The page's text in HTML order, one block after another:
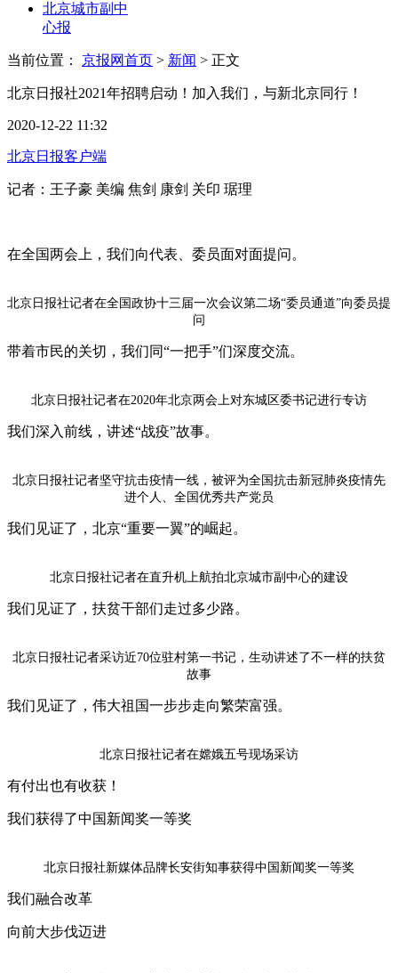
北京城市副中
心报
当前位置： 京报网首页 > 新闻 > 正文
北京日报社2021年招聘启动！加入我们，与新北京同行！
2020-12-22 11:32
北京日报客户端
记者：王子豪 美编 焦剑 康剑 关印 琚理
在全国两会上，我们向代表、委员面对面提问。
北京日报社记者在全国政协十三届一次会议第二场“委员通道”向委员提
问
带着市民的关切，我们同“一把手”们深度交流。
北京日报社记者在2020年北京两会上对东城区委书记进行专访
我们深入前线，讲述“战疫”故事。
北京日报社记者坚守抗击疫情一线，被评为全国抗击新冠肺炎疫情先
进个人、全国优秀共产党员
我们见证了，北京“重要一翼”的崛起。
北京日报社记者在直升机上航拍北京城市副中心的建设
我们见证了，扶贫干部们走过多少路。
北京日报社记者采访近70位驻村第一书记，生动讲述了不一样的扶贫
故事
我们见证了，伟大祖国一步步走向繁荣富强。
北京日报社记者在嫦娥五号现场采访
有付出也有收获！
我们获得了中国新闻奖一等奖
北京日报社新媒体品牌长安街知事获得中国新闻奖一等奖
我们融合改革
向前大步伐迈进